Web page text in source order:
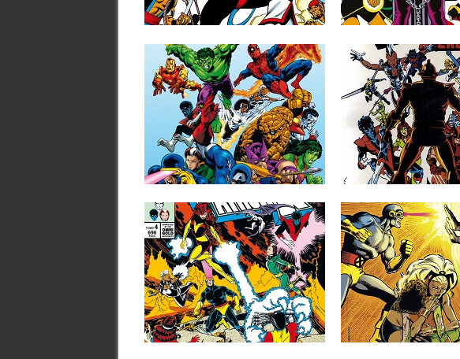
X,...
▶
La crónica mutante de
sigue su curso en éste,...
29.07.25
RESEÑAS: SECRET
WARS: MARVEL HÉROES:
INTEGRAL (1984-1985)
Como es bien sabido, la entrada de Jim
Shooter como editor...
▶
30.06.25
RESEÑAS: LA
X Y LOS
COLECCIÓN
SUPERHÉROES
A principios de 1984, el
Micronautas, una licencia...
22.10.24
RESEÑAS: LA PATRULLA-
X: OMNIGOLD 4: «DESDE
LAS CENIZAS» (1982-
1983)
La anterior entrega de esta recopilación
de la Patrulla-X en tomos...
▶
07.03.24
RESEÑAS: LA
X: OMNIGOLD 3:
PATRULLA-X VS.
MAGNETO»
Tras la salida de John
colección, parecía